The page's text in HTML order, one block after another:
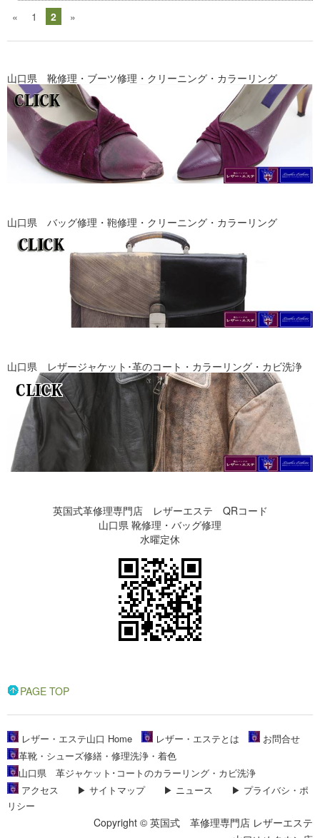
«
1 2 »
山口県 靴修理・ブーツ修理・クリーニング・カラーリング
山口県 バッグ修理・鞄修理・クリーニング・カラーリング
山口県 レザージャケット･革のコート・カラーリング・カビ洗浄
英国式革修理専門店 レザーエステ QRコード
山口県 靴修理・バッグ修理
水曜定休
PAGE TOP
レザー・エステ山口 Home レザー・エステとは
お問合せ
革靴・シューズ修繕・修理洗浄・着色
山口県 革ジャケット･コートのカラーリング・カビ洗浄
アクセス ▶ サイトマップ▶ ニュース ▶ プライバシ・ポ
リシー
Copyright © 英国式 革修理専門店 レザーエステ